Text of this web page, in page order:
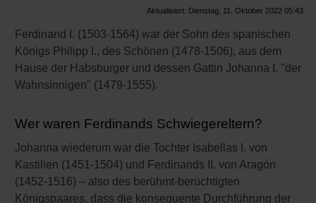
Aktualisiert: Dienstag, 11. Oktober 2022 05:43
Ferdinand I. (1503-1564) war der Sohn des spanischen
Königs Philipp I., des Schönen (1478-1506), aus dem
Hause der Habsburger und dessen Gattin Johanna I. "der
Wahnsinnigen" (1479-1555).
Wer waren Ferdinands Schwiegereltern?
Johanna wiederum war die Tochter Isabellas I. von
Kastilien (1451-1504) und Ferdinands II. von Aragón
(1452-1516) – also des berühmt-berüchtigten
Königspaares, dass die konsequente Durchführung der
► Diagnostik & Laborwerte
► Therapieverfahren
► Medikamente
► Gesundheitsthemen
Rudolf I.
Kaiser Maximilian I.
Kaiser Ferdinand I.
Philipp II. von Spanien
Maximilian, Kaiser von
Mexiko